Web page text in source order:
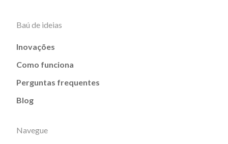
Baú de ideias
Inovações
Como funciona
Perguntas frequentes
Blog
Navegue